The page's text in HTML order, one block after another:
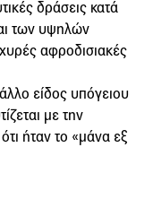
δράσεις κατά
των υψηλών
αφροδισιακές
είδος υπόγειου
με την
ήταν το «μάνα εξ